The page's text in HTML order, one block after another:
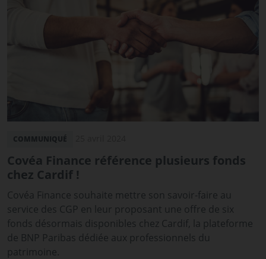
COMMUNIQUÉ
Covéa Finance référence plusieurs fonds
chez Cardif !
Covéa Finance souhaite mettre son savoir-faire au
service des CGP en leur proposant une offre de six
fonds désormais disponibles chez Cardif, la plateforme
de BNP Paribas dédiée aux professionnels du
patrimoine.